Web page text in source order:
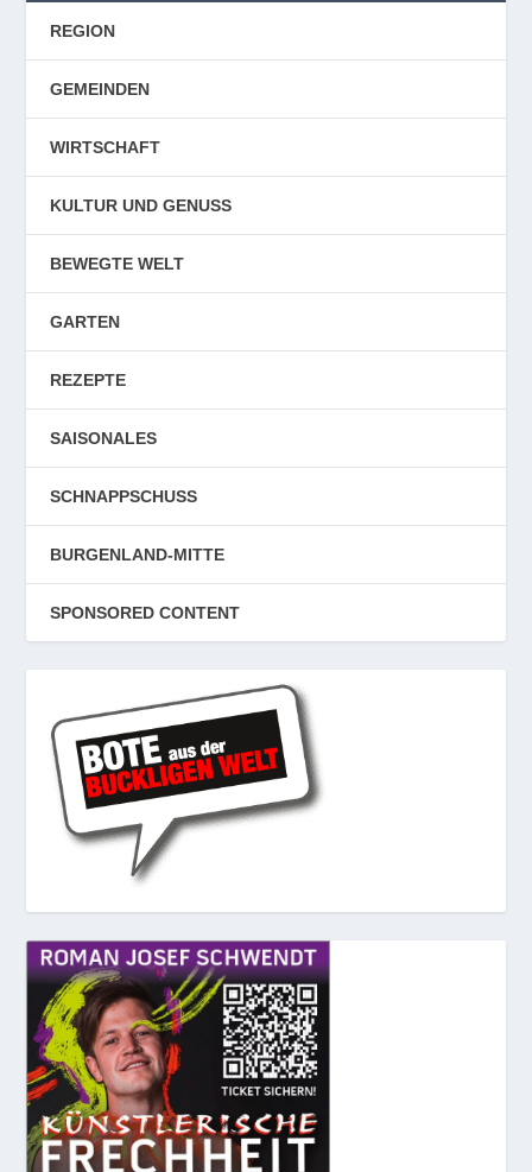
REGION
GEMEINDEN
WIRTSCHAFT
KULTUR UND GENUSS
BEWEGTE WELT
GARTEN
REZEPTE
SAISONALES
SCHNAPPSCHUSS
BURGENLAND-MITTE
SPONSORED CONTENT